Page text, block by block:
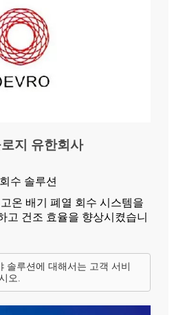
지 유한회사
수 솔루션
온 배기 폐열 회수 시스템을
고 건조 효율을 향상시켰습니
솔루션에 대해서는 고객 서비
오.